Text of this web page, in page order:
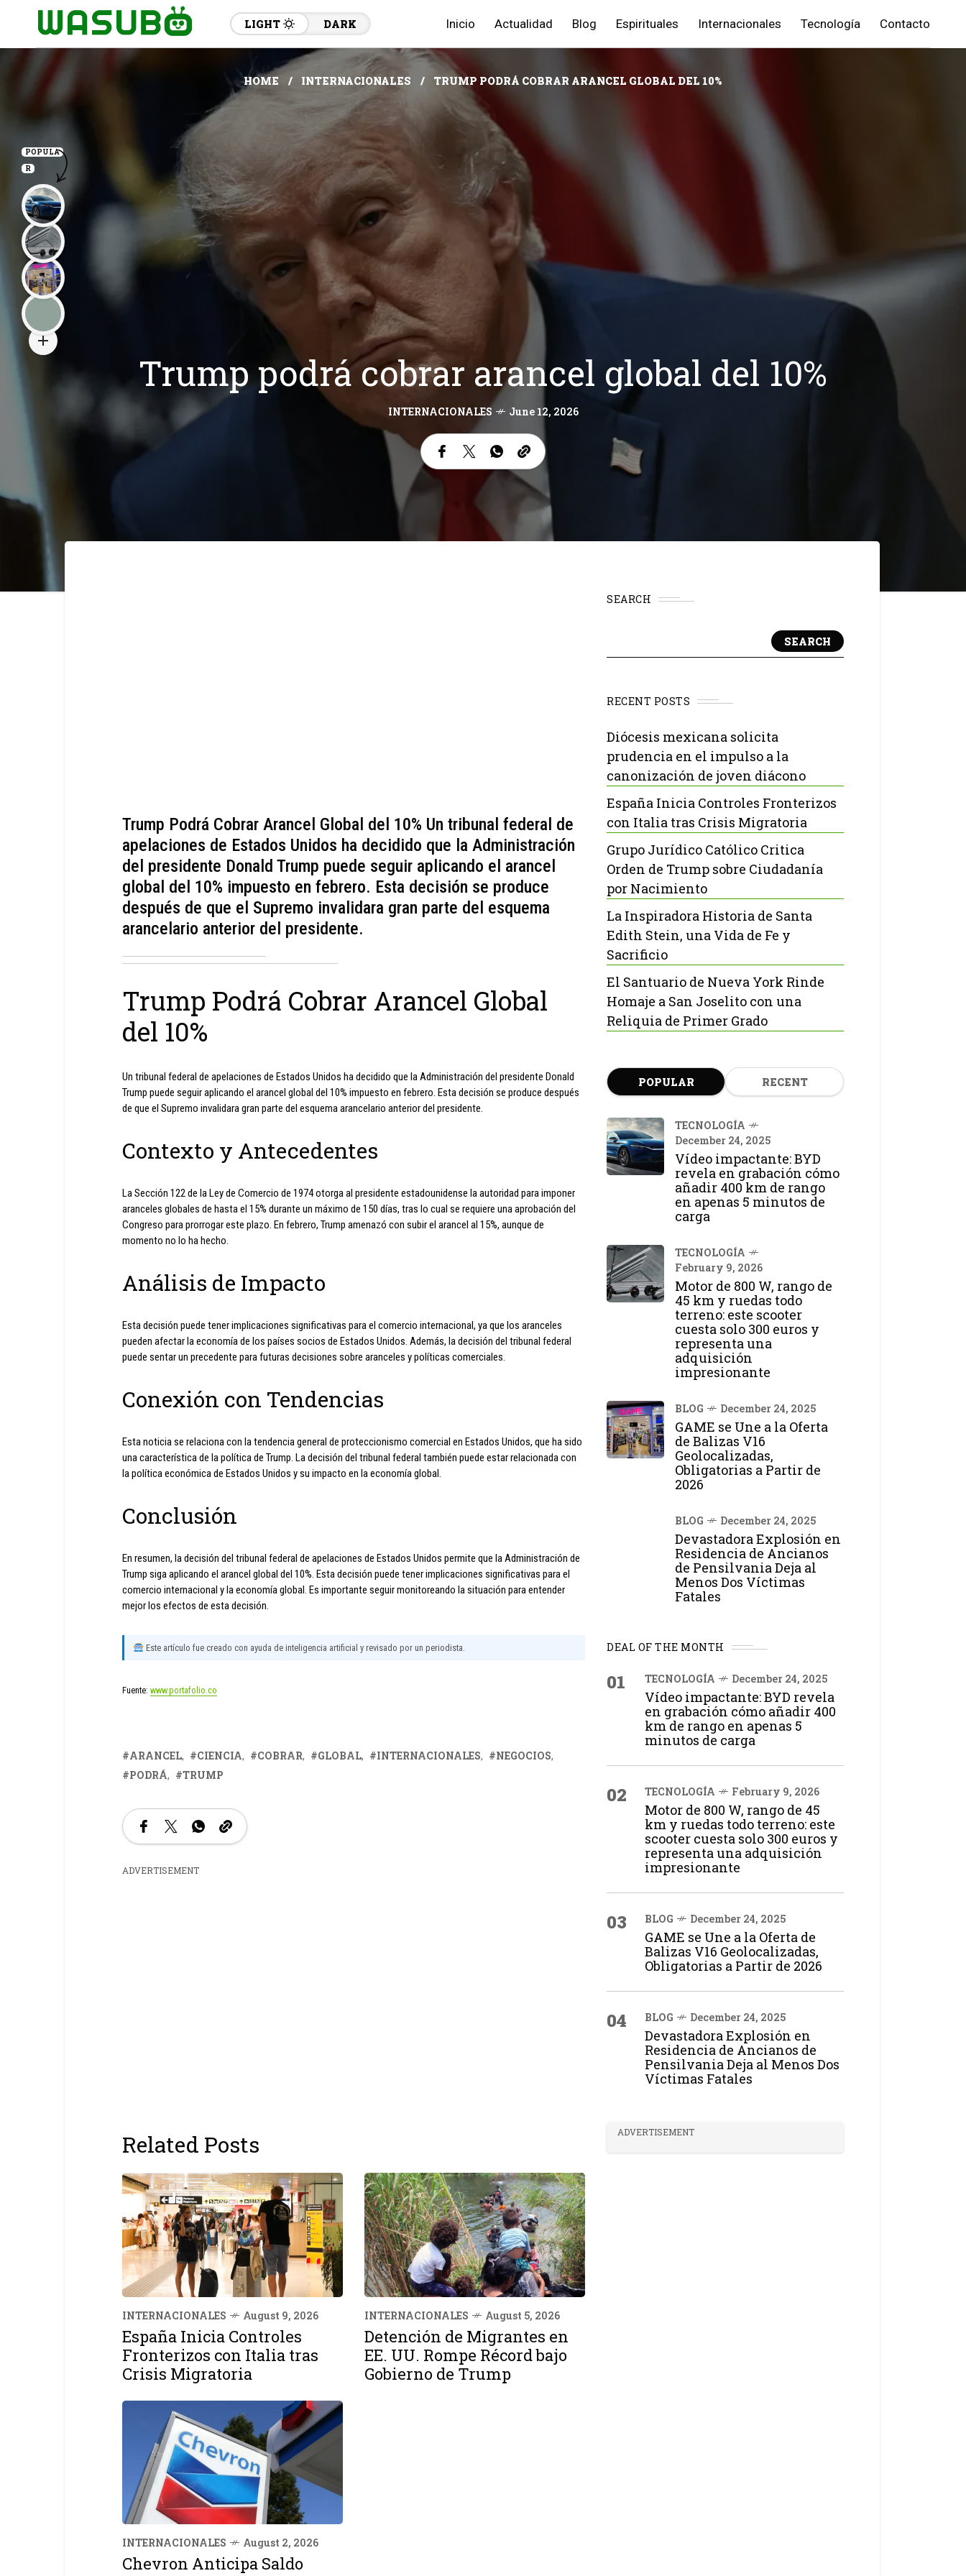
LIGHT DARK Inicio Actualidad Blog Espirituales Internacionales Tecnología Contacto
HOME INTERNACIONALES TRUMP PODRÁ COBRAR ARANCEL GLOBAL DEL 10%
Trump podrá cobrar arancel global del 10%
INTERNACIONALES June 12, 2026
Trump Podrá Cobrar Arancel Global del 10% Un tribunal federal de
apelaciones de Estados Unidos ha decidido que la Administración
del presidente Donald Trump puede seguir aplicando el arancel
global del 10% impuesto en febrero. Esta decisión se produce
después de que el Supremo invalidara gran parte del esquema
arancelario anterior del presidente.
Trump Podrá Cobrar Arancel Global
del 10%
Un tribunal federal de apelaciones de Estados Unidos ha decidido que la Administración del presidente Donald
Trump puede seguir aplicando el arancel global del 10% impuesto en febrero. Esta decisión se produce después
de que el Supremo invalidara gran parte del esquema arancelario anterior del presidente.
Contexto y Antecedentes
La Sección 122 de la Ley de Comercio de 1974 otorga al presidente estadounidense la autoridad para imponer
aranceles globales de hasta el 15% durante un máximo de 150 días, tras lo cual se requiere una aprobación del
Congreso para prorrogar este plazo. En febrero, Trump amenazó con subir el arancel al 15%, aunque de
momento no lo ha hecho.
Análisis de Impacto
Esta decisión puede tener implicaciones significativas para el comercio internacional, ya que los aranceles
pueden afectar la economía de los países socios de Estados Unidos. Además, la decisión del tribunal federal
puede sentar un precedente para futuras decisiones sobre aranceles y políticas comerciales.
Conexión con Tendencias
Esta noticia se relaciona con la tendencia general de proteccionismo comercial en Estados Unidos, que ha sido
una característica de la política de Trump. La decisión del tribunal federal también puede estar relacionada con
la política económica de Estados Unidos y su impacto en la economía global.
Conclusión
En resumen, la decisión del tribunal federal de apelaciones de Estados Unidos permite que la Administración de
Trump siga aplicando el arancel global del 10%. Esta decisión puede tener implicaciones significativas para el
comercio internacional y la economía global. Es importante seguir monitoreando la situación para entender
mejor los efectos de esta decisión.
Este artículo fue creado con ayuda de inteligencia artificial y revisado por un periodista.
Fuente: www.portafolio.co
ARANCEL CIENCIA COBRAR GLOBAL INTERNACIONALES
NEGOCIOS
PODRÁ
TRUMP
ADVERTISEMENT
Related Posts
INTERNACIONALES August 9, 2026
España Inicia Controles
Fronterizos con Italia tras
Crisis Migratoria
INTERNACIONALES August 5, 2026
Detención de Migrantes en
EE. UU. Rompe Récord bajo
Gobierno de Trump
INTERNACIONALES August 2, 2026
Chevron Anticipa Saldo
SEARCH
SEARCH
RECENT POSTS
Diócesis mexicana solicita
prudencia en el impulso a la
canonización de joven diácono
España Inicia Controles Fronterizos
con Italia tras Crisis Migratoria
Grupo Jurídico Católico Critica
Orden de Trump sobre Ciudadanía
por Nacimiento
La Inspiradora Historia de Santa
Edith Stein, una Vida de Fe y
Sacrificio
El Santuario de Nueva York Rinde
Homaje a San Joselito con una
Reliquia de Primer Grado
POPULAR RECENT
TECNOLOGÍA
December 24, 2025
Vídeo impactante: BYD
revela en grabación cómo
añadir 400 km de rango
en apenas 5 minutos de
carga
TECNOLOGÍA
February 9, 2026
Motor de 800 W, rango de
45 km y ruedas todo
terreno: este scooter
cuesta solo 300 euros y
representa una
adquisición
impresionante
BLOG December 24, 2025
GAME se Une a la Oferta
de Balizas V16
Geolocalizadas,
Obligatorias a Partir de
2026
BLOG December 24, 2025
Devastadora Explosión en
Residencia de Ancianos
de Pensilvania Deja al
Menos Dos Víctimas
Fatales
DEAL OF THE MONTH
01 TECNOLOGÍA December 24, 2025
Vídeo impactante: BYD revela
en grabación cómo añadir 400
km de rango en apenas 5
minutos de carga
02 TECNOLOGÍA February 9, 2026
Motor de 800 W, rango de 45
km y ruedas todo terreno: este
scooter cuesta solo 300 euros y
representa una adquisición
impresionante
03 BLOG December 24, 2025
GAME se Une a la Oferta de
Balizas V16 Geolocalizadas,
Obligatorias a Partir de 2026
04 BLOG December 24, 2025
Devastadora Explosión en
Residencia de Ancianos de
Pensilvania Deja al Menos Dos
Víctimas Fatales
ADVERTISEMENT
POPULA
R